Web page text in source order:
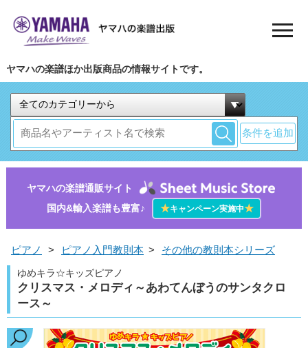
ヤマハの楽譜ほか出版商品の情報サイトです。
条件を追加
ヤマハの楽譜通販サイト
国内&輸入楽譜も豊富♪
★キャンペーン実施中★
ピアノ > ピアノ入門教則本 > その他の教則本シリーズ
ゆめキラ☆キッズピアノ
クリスマス・メロディ～あわてんぼうのサンタクロ
ース～